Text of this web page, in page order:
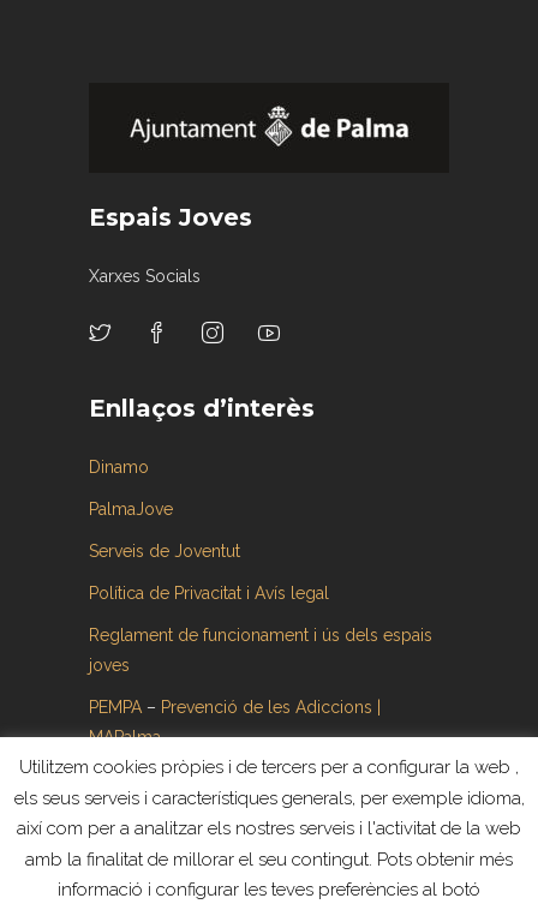
Espais Joves
Xarxes Socials
Enllaços d’interès
Dinamo
PalmaJove
Serveis de Joventut
Política de Privacitat i Avís legal
Reglament de funcionament i ús dels espais
joves
PEMPA – Prevenció de les Adiccions |
MAPalma
Utilitzem cookies pròpies i de tercers per a configurar la web ,
els seus serveis i característiques generals, per exemple idioma,
així com per a analitzar els nostres serveis i l'activitat de la web
amb la finalitat de millorar el seu contingut. Pots obtenir més
informació i configurar les teves preferències al botó